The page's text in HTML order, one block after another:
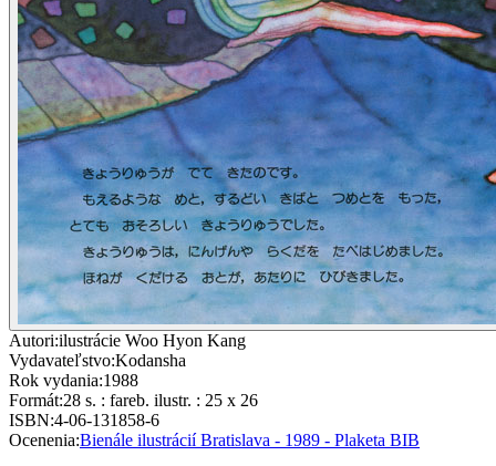
Autori:ilustrácie Woo Hyon Kang
Vydavateľstvo:Kodansha
Rok vydania:1988
Formát:28 s. : fareb. ilustr. : 25 x 26
ISBN:4-06-131858-6
Ocenenia:Bienále ilustrácií Bratislava - 1989 - Plaketa BIB